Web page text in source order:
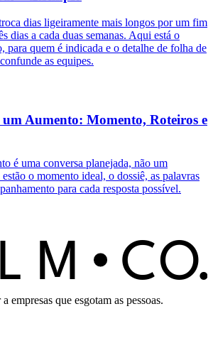
dias ligeiramente mais longos por um fim
dias a cada duas semanas. Aqui está o
para quem é indicada e o detalhe de folha de
as equipes.
Aumento: Momento, Roteiros e
é uma conversa planejada, não um
o momento ideal, o dossiê, as palavras
para cada resposta possível.
ALM C O.
empresas que esgotam as pessoas.